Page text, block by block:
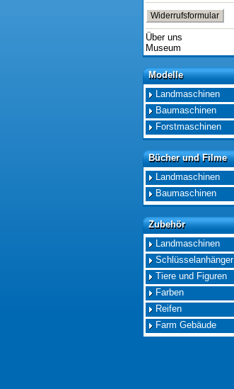
Widerrufsformular
Über uns
Museum
Modelle
Modelle
Landmaschinen
Baumaschinen
Forstmaschinen
Bücher und Filme
Bücher und Filme
Landmaschinen
Baumaschinen
Zubehör
Zubehör
Landmaschinen
Schlüsselanhänger
Tiere und Figuren
Farben
Reifen
Farm Gebäude